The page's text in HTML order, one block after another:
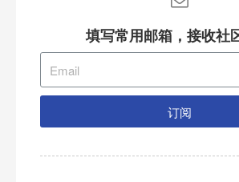
填写常用邮箱，接收社
订阅